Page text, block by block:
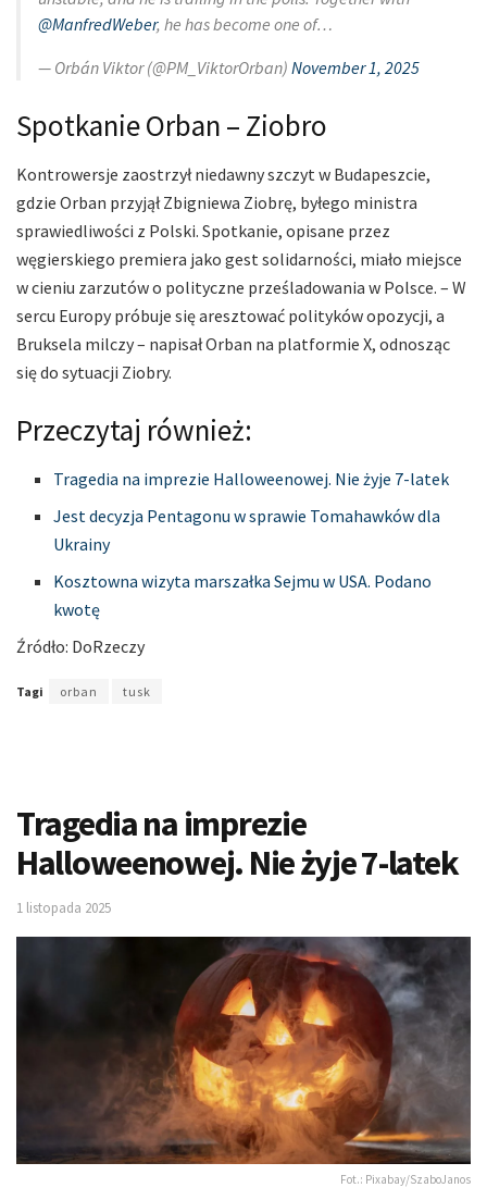
@ManfredWeber, he has become one of…
— Orbán Viktor (@PM_ViktorOrban) November 1, 2025
Spotkanie Orban – Ziobro
Kontrowersje zaostrzył niedawny szczyt w Budapeszcie,
gdzie Orban przyjął Zbigniewa Ziobrę, byłego ministra
sprawiedliwości z Polski. Spotkanie, opisane przez
węgierskiego premiera jako gest solidarności, miało miejsce
w cieniu zarzutów o polityczne prześladowania w Polsce. – W
sercu Europy próbuje się aresztować polityków opozycji, a
Bruksela milczy – napisał Orban na platformie X, odnosząc
się do sytuacji Ziobry.
Przeczytaj również:
Tragedia na imprezie Halloweenowej. Nie żyje 7-latek
Jest decyzja Pentagonu w sprawie Tomahawków dla
Ukrainy
Kosztowna wizyta marszałka Sejmu w USA. Podano
kwotę
Źródło: DoRzeczy
Tagi orban tusk
Tragedia na imprezie
Halloweenowej. Nie żyje 7-latek
1 listopada 2025
Fot.: Pixabay/SzaboJanos